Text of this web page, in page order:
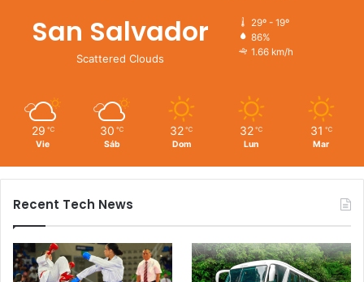
San Salvador
Scattered Clouds
29º - 19º
86%
1.66 km/h
29 ℃
Vie
30 ℃
Sáb
32 ℃
Dom
32 ℃
Lun
31 ℃
Mar
Recent Tech News